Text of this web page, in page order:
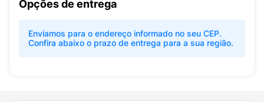
Opções de entrega
Enviamos para o endereço informado no seu CEP.
Confira abaixo o prazo de entrega para a sua região.